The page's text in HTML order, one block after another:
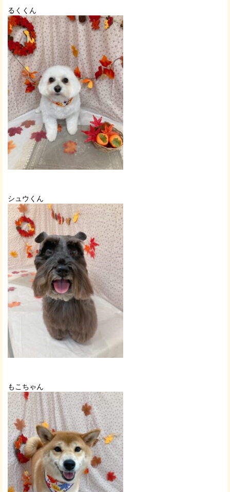
るくくん
シュウくん
もこちゃん